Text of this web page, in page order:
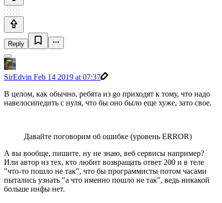
Reply
SirEdvin Feb 14 2019 at 07:37
В целом, как обычно, ребята из go приходят к тому, что надо
навелосипедить с нуля, что бы оно было еще хуже, зато свое.
Давайте поговорим об ошибке (уровень ERROR)
А вы вообще, пишите, ну не знаю, веб сервисы например?
Или автор из тех, кто любит возвращать ответ 200 и в теле
"что-то пошло не так", что бы программисты потом часами
пытались узнать "а что именно пошло не так", ведь никакой
больше инфы нет.